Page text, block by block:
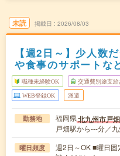
未読 掲載日 2026/08/03
【週2日～】少人数
や食事のサポートな
職種未経験OK 交通費別途支給
WEB登録OK 派遣
勤務地 福岡県北九州市戸
戸畑駅から---分／
曜日頻度
週2日～OK ■曜日